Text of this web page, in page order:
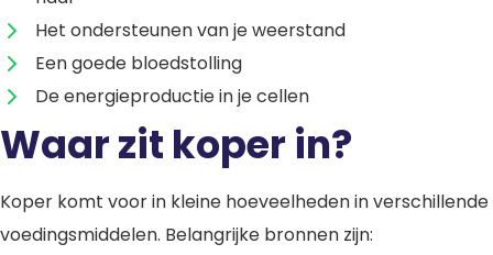
Het ondersteunen van je weerstand
Een goede bloedstolling
De energieproductie in je cellen
Waar zit koper in?
Koper komt voor in kleine hoeveelheden in verschillende
voedingsmiddelen. Belangrijke bronnen zijn: